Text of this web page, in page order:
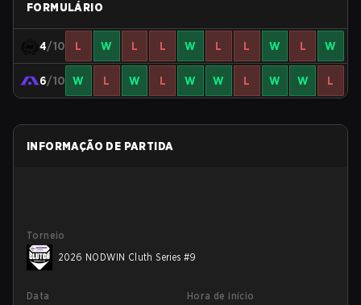
FORMULÁRIO
4/10 L W L L W L L W L W
6/10 W L W L W W L W W L
INFORMAÇÃO DE PARTIDA
Torneio
2026 NODWIN Cluth Series #9
Data
Hora de início